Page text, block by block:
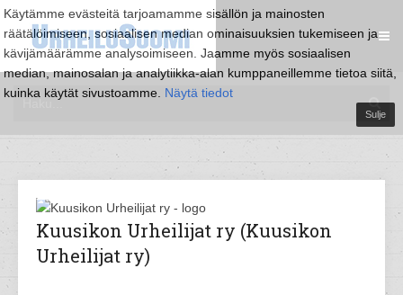
Käytämme evästeitä tarjoamamme sisällön ja mainosten
räätälöimiseen, sosiaalisen median ominaisuuksien tukemiseen ja
kävijämäärämme analysoimiseen. Jaamme myös sosiaalisen
median, mainosalan ja analytiikka-alan kumppaneillemme tietoa siitä,
kuinka käytät sivustoamme. Näytä tiedot
Sulje
Kuusikon Urheilijat ry (Kuusikon
Urheilijat ry)